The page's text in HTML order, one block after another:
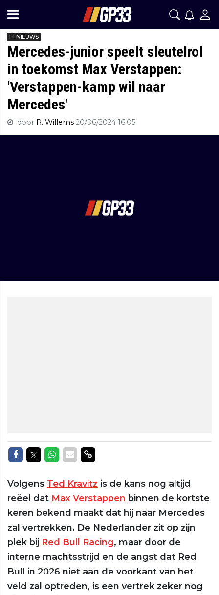
F1 NIEUWS
Mercedes-junior speelt sleutelrol
in toekomst Max Verstappen:
'Verstappen-kamp wil naar
Mercedes'
door R. Willems 20/06/2024 16:05
Delen op Facebook
Delen op Twitter
Delen op Whatsapp
Delen via Mail
Delen via link
Volgens Ted Kravitz is de kans nog altijd
reëel dat Max Verstappen binnen de kortste
keren bekend maakt dat hij naar Mercedes
zal vertrekken. De Nederlander zit op zijn
plek bij Red Bull Racing, maar door de
interne machtsstrijd en de angst dat Red
Bull in 2026 niet aan de voorkant van het
veld zal optreden, is een vertrek zeker nog